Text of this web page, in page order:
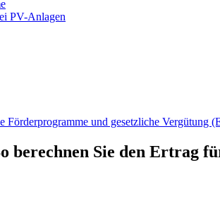
PV-Anlagen
Förderprogramme und gesetzliche Vergütung
berechnen Sie den Ertrag